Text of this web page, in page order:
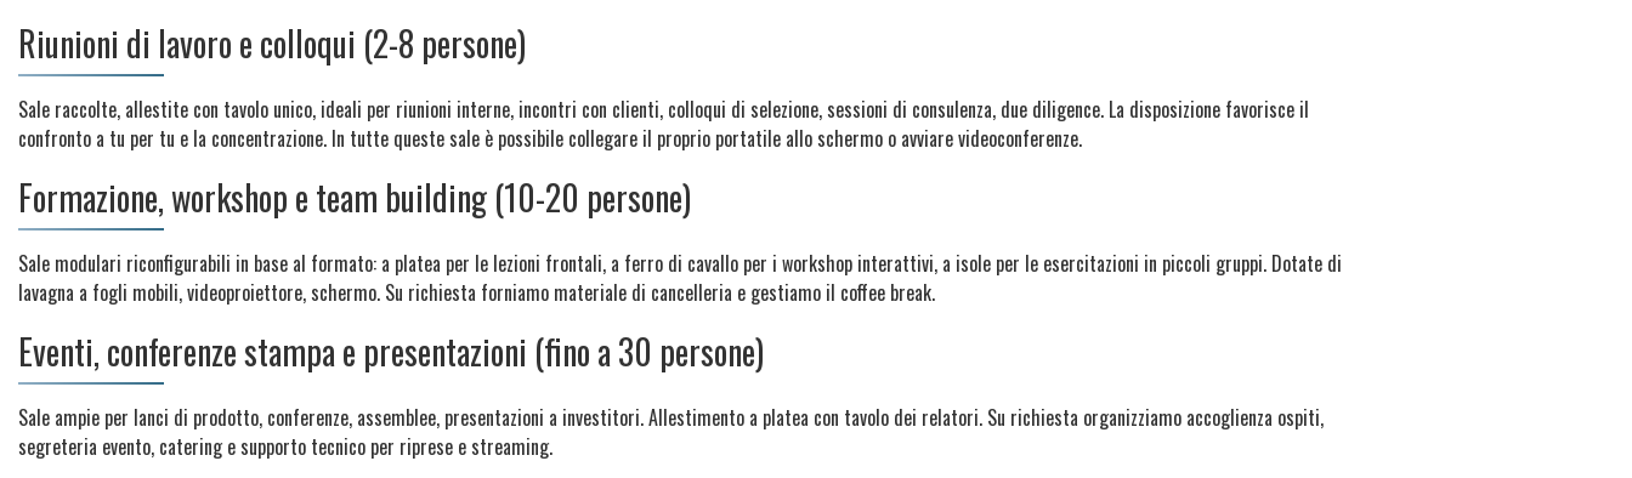
Riunioni di lavoro e colloqui (2-8 persone)
Sale raccolte, allestite con tavolo unico, ideali per riunioni interne, incontri con clienti, colloqui di selezione, sessioni di consulenza, due diligence. La disposizione favorisce il
confronto a tu per tu e la concentrazione. In tutte queste sale è possibile collegare il proprio portatile allo schermo o avviare videoconferenze.
Formazione, workshop e team building (10-20 persone)
Sale modulari riconfigurabili in base al formato: a platea per le lezioni frontali, a ferro di cavallo per i workshop interattivi, a isole per le esercitazioni in piccoli gruppi. Dotate di
lavagna a fogli mobili, videoproiettore, schermo. Su richiesta forniamo materiale di cancelleria e gestiamo il coffee break.
Eventi, conferenze stampa e presentazioni (fino a 30 persone)
Sale ampie per lanci di prodotto, conferenze, assemblee, presentazioni a investitori. Allestimento a platea con tavolo dei relatori. Su richiesta organizziamo accoglienza ospiti,
segreteria evento, catering e supporto tecnico per riprese e streaming.